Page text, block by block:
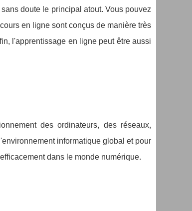
doute le principal atout. Vous pouvez
en ligne sont conçus de manière très
l'apprentissage en ligne peut être aussi
des ordinateurs, des réseaux,
informatique global et pour
dans le monde numérique.